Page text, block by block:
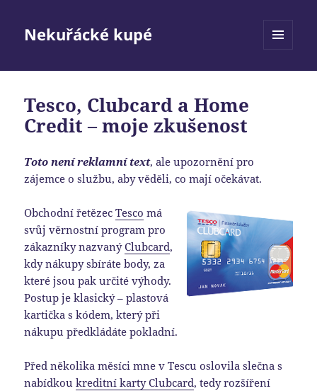
Nekuřácké kupé
Tesco, Clubcard a Home
Credit – moje zkušenost
Toto není reklamní text, ale upozornění pro
zájemce o službu, aby věděli, co mají očekávat.
Obchodní řetězecTesco má
svůj věrnostní program pro
zákazníky nazvanýClubcard,
kdy nákupy sbíráte body, za
které jsou pak určité výhody.
Postup je klasický – plastová
kartička s kódem, který při
nákupu předkládáte pokladní.
Před několika měsíci mne v Tescu oslovila slečna s
nabídkoukreditní karty Clubcard, tedy rozšíření